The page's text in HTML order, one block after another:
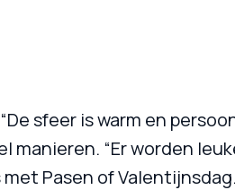
sfeer is warm en
manieren. “Er worden
Pasen of